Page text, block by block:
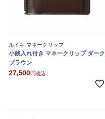
ルイキ マネークリップ
小銭入れ付き マネークリップ ダーク
ブラウン
27,500 税込